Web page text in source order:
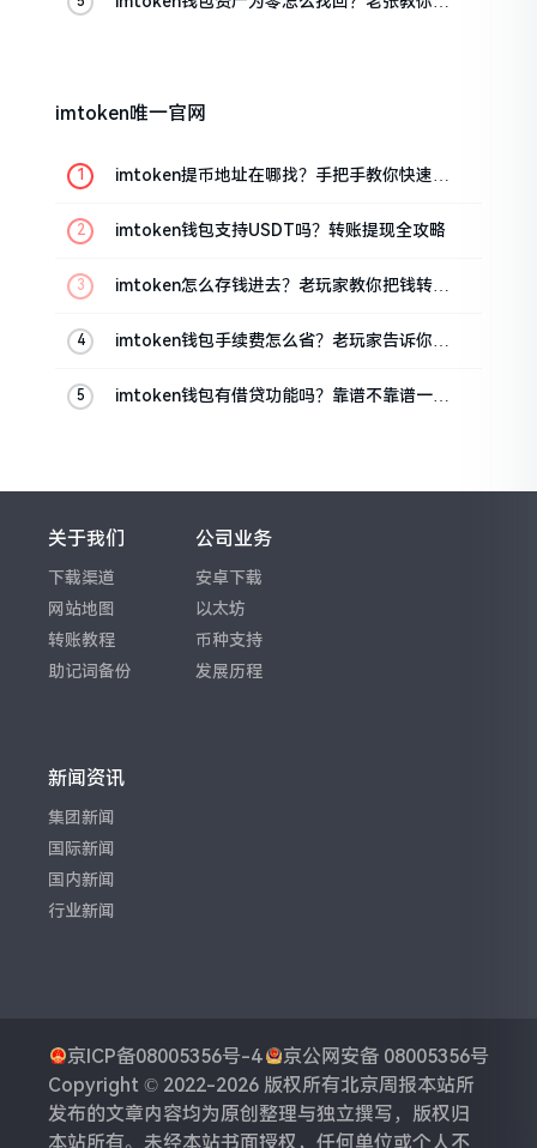
imtoken唯一官网
imtoken提币地址在哪找？手把手教你快速查
imtoken钱包支持USDT吗？转账提现全攻略
imtoken怎么存钱进去？老玩家教你把钱转进
imtoken钱包手续费怎么省？老玩家告诉你几
imtoken钱包有借贷功能吗？靠谱不靠谱一文
关于我们
下载渠道
网站地图
转账教程
助记词备份
公司业务
安卓下载
以太坊
币种支持
发展历程
新闻资讯
集团新闻
国际新闻
国内新闻
行业新闻
京ICP备08005356号-4
京公网安备 08005356号
Copyright © 2022-2026 版权所有北京周报本站所
发布的文章内容均为原创整理与独立撰写，版权归
本站所有。未经本站书面授权，任何单位或个人不